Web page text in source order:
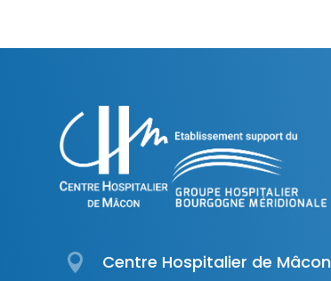
 Centre Hospitalier de Mâcon